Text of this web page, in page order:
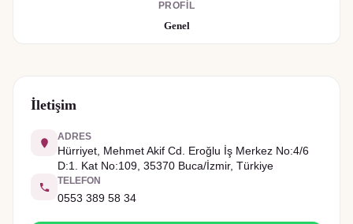
PROFIL
Genel
İletişim
ADRES
Hürriyet, Mehmet Akif Cd. Eroğlu İş Merkez No:4/6
D:1. Kat No:109, 35370 Buca/İzmir, Türkiye
TELEFON
0553 389 58 34